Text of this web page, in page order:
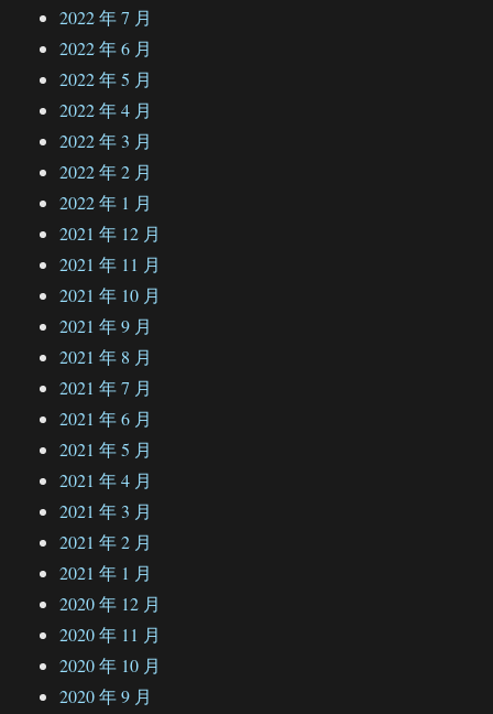
2022 年 7 月
2022 年 6 月
2022 年 5 月
2022 年 4 月
2022 年 3 月
2022 年 2 月
2022 年 1 月
2021 年 12 月
2021 年 11 月
2021 年 10 月
2021 年 9 月
2021 年 8 月
2021 年 7 月
2021 年 6 月
2021 年 5 月
2021 年 4 月
2021 年 3 月
2021 年 2 月
2021 年 1 月
2020 年 12 月
2020 年 11 月
2020 年 10 月
2020 年 9 月